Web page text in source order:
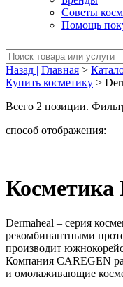
Советы
Помощь
Назад | Главная >
Купить косметику >
Всего 2 позиции.
способ отображения:
Косметика
Dermaheal – серия
рекомбинантными
производит
Компания CAREGEN
и омолаживающие